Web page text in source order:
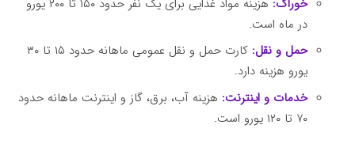
در ماه است.
حمل و نقل:
کارت حمل و نقل عمومی ماهانه حدود ۱۵ تا ۳۰
یورو هزینه دارد.
خدمات و اینترنت: هزینه آب، برق، گاز و اینترنت ماهانه حدود
۷۰ تا ۱۲۰ یورو است.